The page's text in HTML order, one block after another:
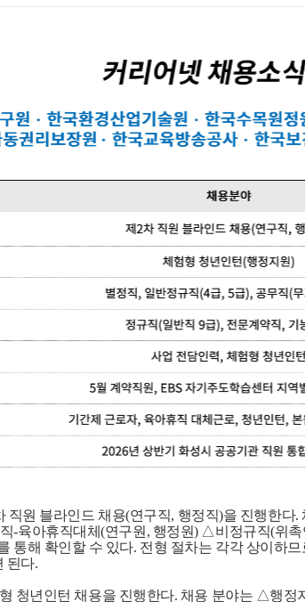
직원 블라인드 채용(연구직, 행정직)을 진행한다.
-육아휴직대체(연구원 , 행정원) △비정규직(위촉
통해 확인할 수 있다. 전형 절차는 각각 상이하
된다.
청년인턴 채용을 진행한다. 채용 분야는 △행정